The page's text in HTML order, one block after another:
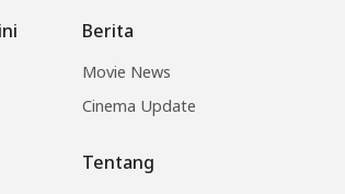
Berita
Movie News
Cinema Update
Tentang